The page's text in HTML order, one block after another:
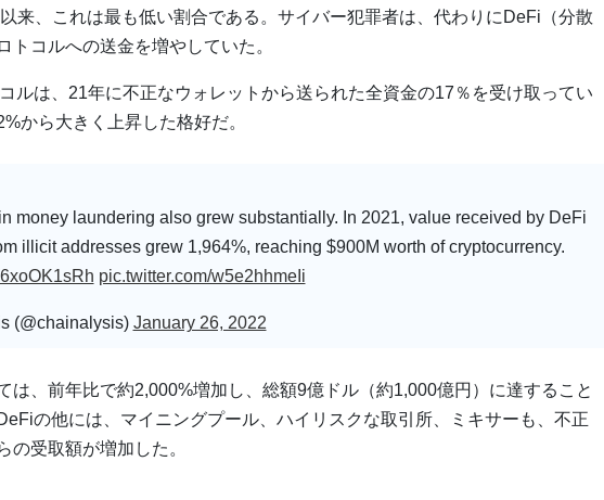
来、これは最も低い割合である。サイバー犯罪者は、代わりにDeFi（分散
トコルへの送金を増やしていた。
ルは、21年に不正なウォレットから送られた全資金の17％を受け取ってい
から大きく上昇した格好だ。
money laundering also grew substantially. In 2021, value received by DeFi
illicit addresses grew 1,964%, reaching $900M worth of cryptocurrency.
pic.twitter.com/w5e2hhmeIi
(@chainalysis) January 26, 2022
は、前年比で約2,000%増加し、総額9億ドル（約1,000億円）に達すること
の他には、マイニングプール、ハイリスクな取引所、ミキサーも、不正
の受取額が増加した。